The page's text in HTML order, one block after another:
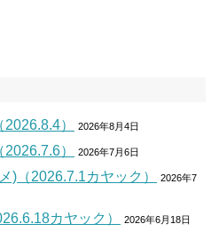
） 2026年8月4日
） 2026年7月6日
)（2026.7.1カヤック）
2026年7
カヤック） 2026年6月18日